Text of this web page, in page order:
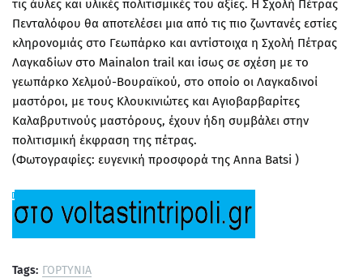
τις άϋλες και υλικές πολιτισμικές του αξίες. Η Σχολή Πέτρας
Πενταλόφου θα αποτελέσει μια από τις πιο ζωντανές εστίες
κληρονομιάς στο Γεωπάρκο και αντίστοιχα η Σχολή Πέτρας
Λαγκαδίων στο Mainalon trail και ίσως σε σχέση με το
γεωπάρκο Χελμού-Βουραϊκού, στο οποίο οι Λαγκαδινοί
μαστόροι, με τους Κλουκινιώτες και Αγιοβαρβαρίτες
Καλαβρυτινούς μαστόρους, έχουν ήδη συμβάλει στην
πολιτισμική έκφραση της πέτρας.
(Φωτογραφίες: ευγενική προσφορά της Anna Batsi )
Tags: ΓΟΡΤΥΝΙΑ